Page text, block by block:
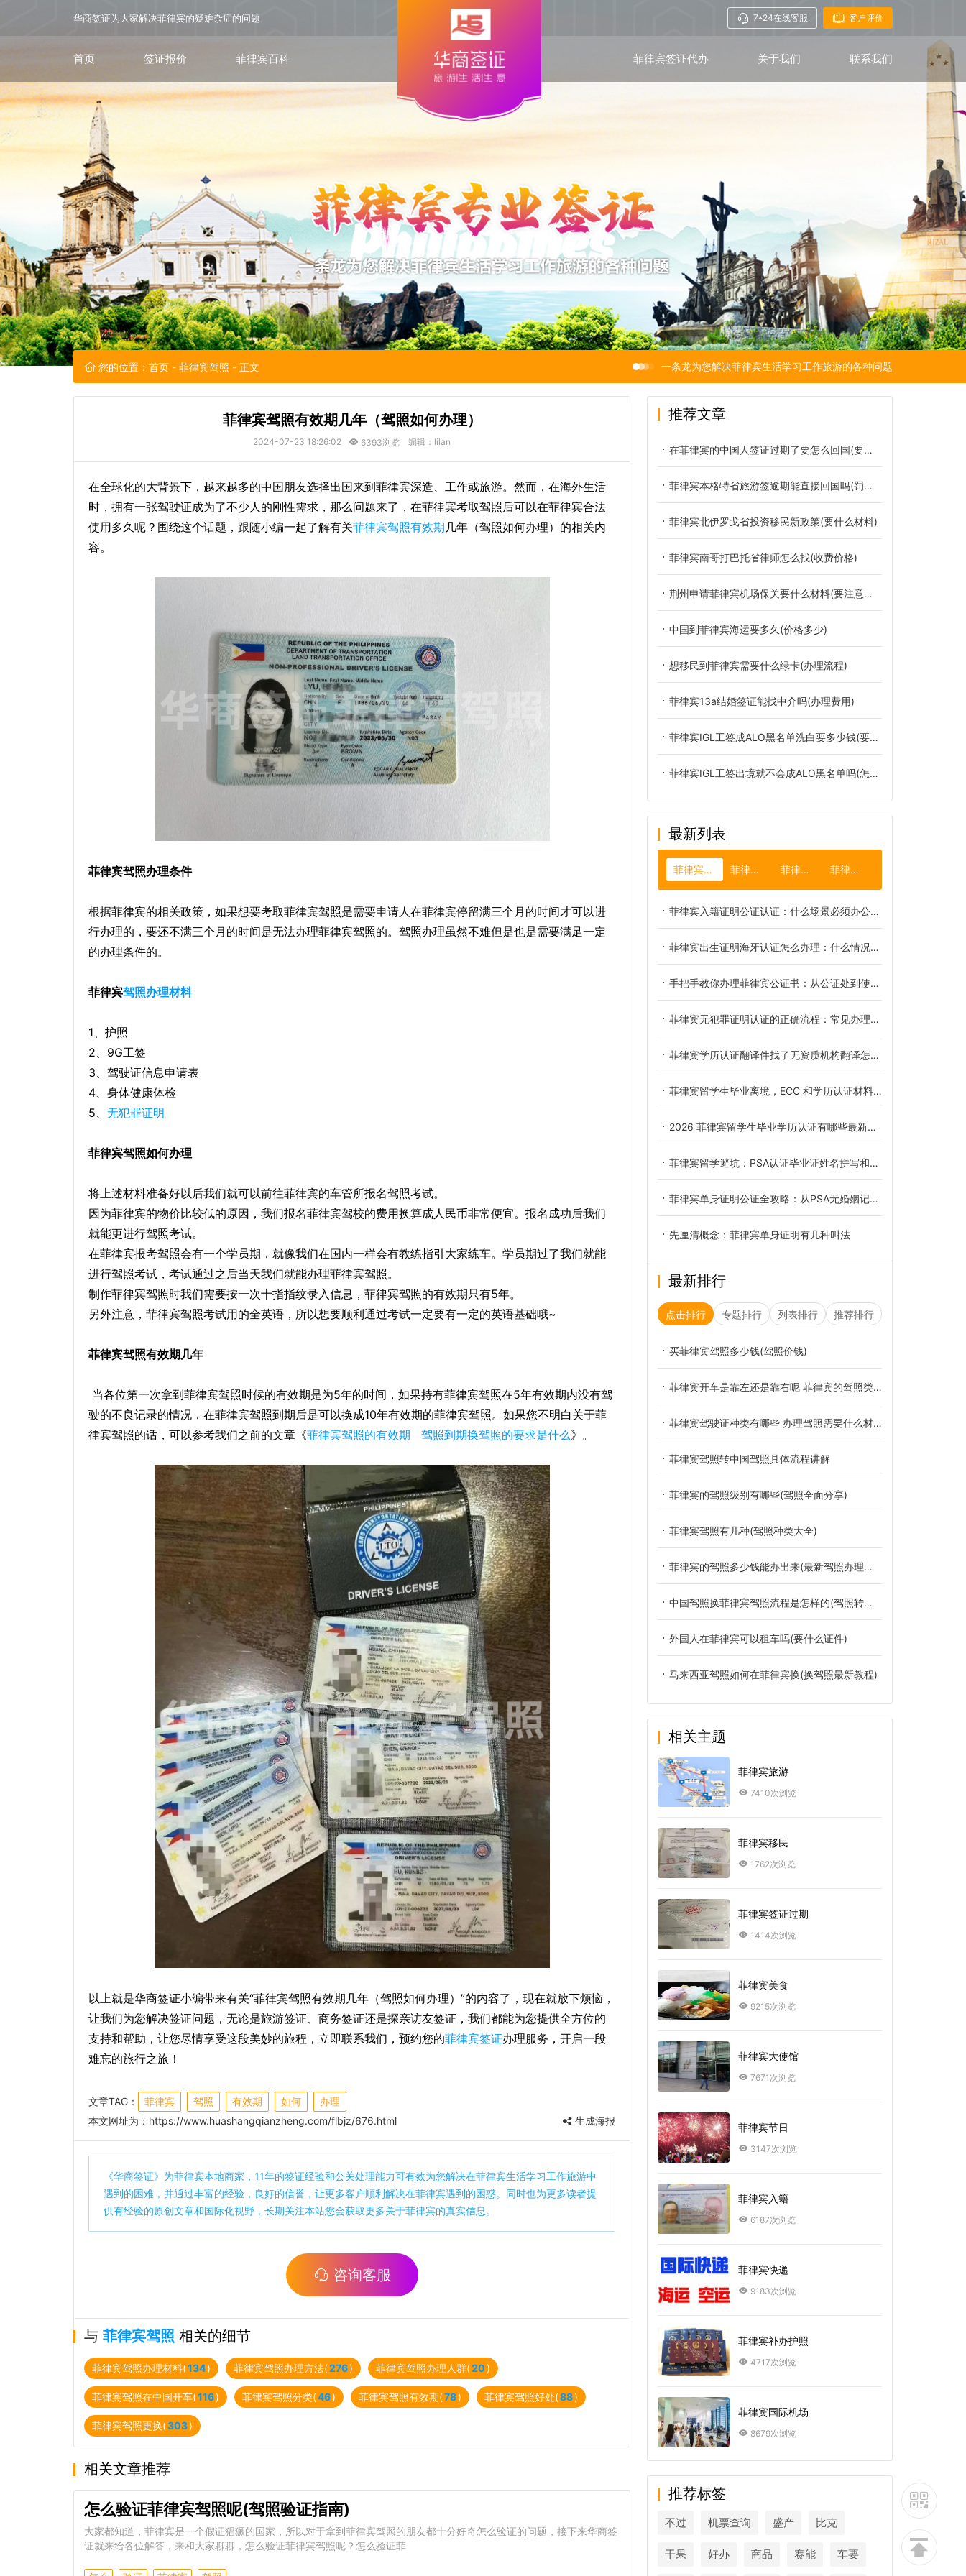
华商签证为大家解决菲律宾的疑难杂症的问题 7*24在线客服 客户评价
首页 签证报价 菲律宾百科 菲律宾签证代办 关于我们 联系我们
您的位置： 首页 - 菲律宾驾照 - 正文 一条龙为您解决菲律宾生活学习工作旅游的各种问题
菲律宾驾照有效期几年（驾照如何办理）
2024-07-23 18:26:02 6393浏览 编辑：lilan
在全球化的大背景下，越来越多的中国朋友选择出国来到菲律宾深造、工作或旅游。然而，在海外生活
时，拥有一张驾驶证成为了不少人的刚性需求，那么问题来了，在菲律宾考取驾照后可以在菲律宾合法
使用多久呢？围绕这个话题，跟随小编一起了解有关菲律宾驾照有效期几年（驾照如何办理）的相关内
容。
菲律宾驾照办理条件
根据菲律宾的相关政策，如果想要考取菲律宾驾照是需要申请人在菲律宾停留满三个月的时间才可以进
行办理的，要还不满三个月的时间是无法办理菲律宾驾照的。驾照办理虽然不难但是也是需要满足一定
的办理条件的。
菲律宾驾照办理材料
1、护照
2、9G工签
3、驾驶证信息申请表
4、身体健康体检
5、 无犯罪证明
菲律宾驾照如何办理
将上述材料准备好以后我们就可以前往菲律宾的车管所报名驾照考试。
因为菲律宾的物价比较低的原因，我们报名菲律宾驾校的费用换算成人民币非常便宜。报名成功后我们
就能更进行驾照考试。
在菲律宾报考驾照会有一个学员期，就像我们在国内一样会有教练指引大家练车。学员期过了我们就能
进行驾照考试，考试通过之后当天我们就能办理菲律宾驾照。
制作菲律宾驾照时我们需要按一次十指指纹录入信息，菲律宾驾照的有效期只有5年。
另外注意，菲律宾驾照考试用的全英语，所以想要顺利通过考试一定要有一定的英语基础哦~
菲律宾驾照有效期几年
当各位第一次拿到菲律宾驾照时候的有效期是为5年的时间，如果持有菲律宾驾照在5年有效期内没有驾
驶的不良记录的情况，在菲律宾驾照到期后是可以换成10年有效期的菲律宾驾照。如果您不明白关于菲
律宾驾照的话，可以参考我们之前的文章《菲律宾驾照的有效期 驾照到期换驾照的要求是什么》。
以上就是华商签证小编带来有关“菲律宾驾照有效期几年（驾照如何办理）”的内容了，现在就放下烦恼，
让我们为您解决签证问题，无论是旅游签证、商务签证还是探亲访友签证，我们都能为您提供全方位的
支持和帮助，让您尽情享受这段美妙的旅程，立即联系我们，预约您的菲律宾签证办理服务，开启一段
难忘的旅行之旅！
文章TAG： 菲律宾 驾照 有效期 如何
办理
本文网址为： https://www.huashangqianzheng.com/flbjz/676.html 生成海报
《华商签证》为菲律宾本地商家，11年的签证经验和公关处理能力可有效为您解决在菲律宾生活学习工作旅游中
遇到的困难，并通过丰富的经验，良好的信誉，让更多客户顺利解决在菲律宾遇到的困惑。同时也为更多读者提
供有经验的原创文章和国际化视野，长期关注本站您会获取更多关于菲律宾的真实信息。
咨询客服
与 菲律宾驾照 相关的细节
菲律宾驾照办理材料(134) 菲律宾驾照办理方法(276) 菲律宾驾照办理人群(20)
菲律宾驾照在中国开车(116) 菲律宾驾照分类(46) 菲律宾驾照有效期(78) 菲律宾驾照好处(88)
菲律宾驾照更换(303)
相关文章推荐
怎么验证菲律宾驾照呢(驾照验证指南)
大家都知道，菲律宾是一个假证猖獗的国家，所以对于拿到菲律宾驾照的朋友都十分好奇怎么验证的问题，接下来华商签
证就来给各位解答，来和大家聊聊，怎么验证菲律宾驾照呢？怎么验证菲
推荐文章
在菲律宾的中国人签证过期了要怎么回国(要罚多少钱)
菲律宾本格特省旅游签逾期能直接回国吗(罚款多少)
菲律宾北伊罗戈省投资移民新政策(要什么材料)
菲律宾南哥打巴托省律师怎么找(收费价格)
荆州申请菲律宾机场保关要什么材料(要注意哪些)
中国到菲律宾海运要多久(价格多少)
想移民到菲律宾需要什么绿卡(办理流程)
菲律宾13a结婚签证能找中介吗(办理费用)
菲律宾IGL工签成ALO黑名单洗白要多少钱(要多久)
菲律宾IGL工签出境就不会成ALO黑名单吗(怎么洗白)
最新列表
菲律宾双认证 菲律宾护照 菲律宾国旗 菲律宾安全
菲律宾入籍证明公证认证：什么场景必须办公证认证
菲律宾出生证明海牙认证怎么办理：什么情况必须办
手把手教你办理菲律宾公证书：从公证处到使馆认证的全流程
菲律宾无犯罪证明认证的正确流程：常见办理误区规避总结
菲律宾学历认证翻译件找了无资质机构翻译怎么解决
菲律宾留学生毕业离境，ECC 和学历认证材料清单
2026 菲律宾留学生毕业学历认证有哪些最新的政策变化
菲律宾留学避坑：PSA认证毕业证姓名拼写和护照不一致该怎么处理
菲律宾单身证明公证全攻略：从PSA无婚姻记录申请到海牙认证及中国领事认证的避坑指南
先厘清概念：菲律宾单身证明有几种叫法
最新排行
点击排行 专题排行 列表排行 推荐排行
买菲律宾驾照多少钱(驾照价钱)
菲律宾开车是靠左还是靠右呢 菲律宾的驾照类型和国内的一样吗
菲律宾驾驶证种类有哪些 办理驾照需要什么材料
菲律宾驾照转中国驾照具体流程讲解
菲律宾的驾照级别有哪些(驾照全面分享)
菲律宾驾照有几种(驾照种类大全)
菲律宾的驾照多少钱能办出来(最新驾照办理价格)
中国驾照换菲律宾驾照流程是怎样的(驾照转换流程分享)
外国人在菲律宾可以租车吗(要什么证件)
马来西亚驾照如何在菲律宾换(换驾照最新教程)
相关主题
菲律宾旅游
7410次浏览
菲律宾移民
1762次浏览
菲律宾签证过期
1414次浏览
菲律宾美食
9215次浏览
菲律宾大使馆
7671次浏览
菲律宾节日
3147次浏览
菲律宾入籍
6187次浏览
菲律宾快递
9183次浏览
菲律宾补办护照
4717次浏览
菲律宾国际机场
8679次浏览
推荐标签
不过 机票查询 盛产 比克
干果 好办 商品 赛能 车要